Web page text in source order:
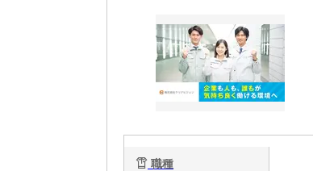
職種